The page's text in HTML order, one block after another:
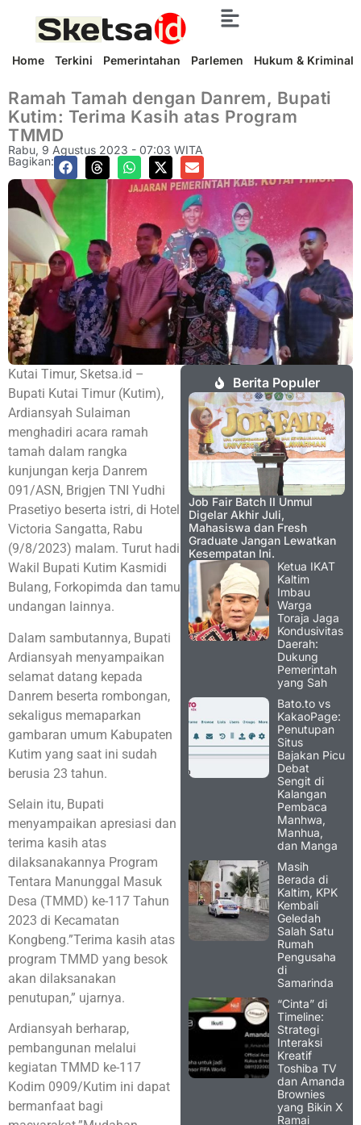
Home Terkini Pemerintahan Parlemen Hukum & Kriminal
Ramah Tamah dengan Danrem, Bupati
Kutim: Terima Kasih atas Program
TMMD
Rabu, 9 Agustus 2023 - 07:03 WITA
Bagikan:
Kutai Timur, Sketsa.id –
Bupati Kutai Timur (Kutim),
Ardiansyah Sulaiman
menghadiri acara ramah
tamah dalam rangka
kunjungan kerja Danrem
091/ASN, Brigjen TNI Yudhi
Prasetiyo beserta istri, di Hotel
Victoria Sangatta, Rabu
(9/8/2023) malam. Turut hadi
Wakil Bupati Kutim Kasmidi
Bulang, Forkopimda dan tamu
undangan lainnya.
Dalam sambutannya, Bupati
Ardiansyah menyampaikan
selamat datang kepada
Danrem beserta rombongan,
sekaligus memaparkan
gambaran umum Kabupaten
Kutim yang saat ini sudah
berusia 23 tahun.
Selain itu, Bupati
menyampaikan apresiasi dan
terima kasih atas
dilaksanakannya Program
Tentara Manunggal Masuk
Desa (TMMD) ke-117 Tahun
2023 di Kecamatan
Kongbeng.”Terima kasih atas
program TMMD yang besok
akan dilaksanakan
penutupan,” ujarnya.
Ardiansyah berharap,
pembangunan melalui
kegiatan TMMD ke-117
Kodim 0909/Kutim ini dapat
bermanfaat bagi
Berita Populer
Job Fair Batch II Unmul
Digelar Akhir Juli,
Mahasiswa dan Fresh
Graduate Jangan Lewatkan
Kesempatan Ini.
Ketua IKAT
Kaltim
Imbau
Warga
Toraja Jaga
Kondusivitas
Daerah:
Dukung
Pemerintah
yang Sah
Bato.to vs
KakaoPage:
Penutupan
Situs
Bajakan Picu
Debat
Sengit di
Kalangan
Pembaca
Manhwa,
Manhua,
dan Manga
Masih
Berada di
Kaltim, KPK
Kembali
Geledah
Salah Satu
Rumah
Pengusaha
di
Samarinda
“Cinta” di
Timeline:
Strategi
Interaksi
Kreatif
Toshiba TV
dan Amanda
Brownies
yang Bikin X
Ramai